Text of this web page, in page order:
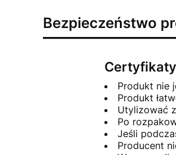
Bezpieczeństwo
Produkt nie
Produkt
Utylizować
Po
Jeśli
Producent